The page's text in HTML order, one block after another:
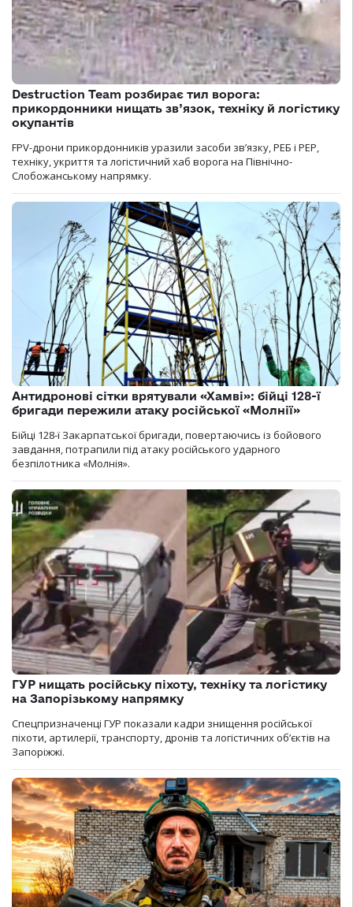
Destruction Team розбирає тил ворога:
прикордонники нищать зв’язок, техніку й логістику
окупантів
FPV-дрони прикордонників уразили засоби зв’язку, РЕБ і РЕР,
техніку, укриття та логістичний хаб ворога на Північно-
Слобожанському напрямку.
Антидронові сітки врятували «Хамві»: бійці 128-ї
бригади пережили атаку російської «Молнії»
Бійці 128-ї Закарпатської бригади, повертаючись із бойового
завдання, потрапили під атаку російського ударного
безпілотника «Молнія».
ГУР нищать російську піхоту, техніку та логістику
на Запорізькому напрямку
Спецпризначенці ГУР показали кадри знищення російської
піхоти, артилерії, транспорту, дронів та логістичних об’єктів на
Запоріжжі.